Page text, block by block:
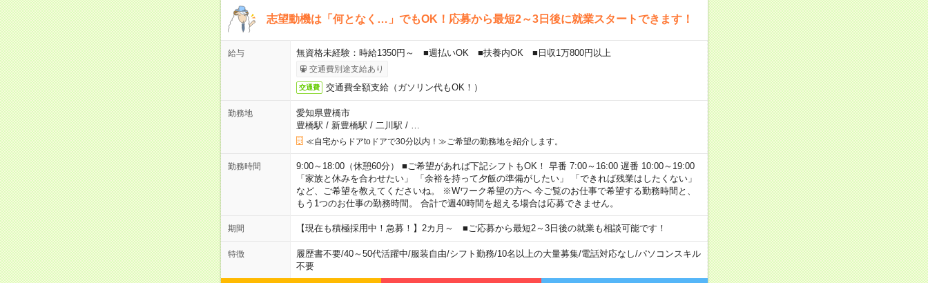
志望動機は「何となく…」でもOK！応募から最短2～3日後に就業スタートできます！
給与 無資格未経験：時給1350円～ ■週払いOK ■扶養内OK ■日収1万800円以上
交通費別途支給あり
交通費 交通費全額支給（ガソリン代もOK！）
勤務地
愛知県豊橋市
豊橋駅 / 新豊橋駅 / 二川駅 /
≪自宅からドアtoドアで30分以内！≫ご希望の勤務地を紹介します。
勤務時間
9:00～18:00（休憩60分） ■ご希望があれば下記シフトもOK！ 早番 7:00～16:00 遅番 10:00～19:00
「家族と休みを合わせたい」 「余裕を持って夕飯の準備がしたい」 「できれば残業はしたくない」
など、ご希望を教えてくださいね。 ※Wワーク希望の方へ 今ご覧のお仕事で希望する勤務時間と、
もう1つのお仕事の勤務時間。 合計で週40時間を超える場合は応募できません。
期間 【現在も積極採用中！急募！】2カ月～ ■ご応募から最短2～3日後の就業も相談可能です！
特徴 履歴書不要/40～50代活躍中/服装自由/シフト勤務/10名以上の大量募集/電話対応なし/パソコンスキル
不要